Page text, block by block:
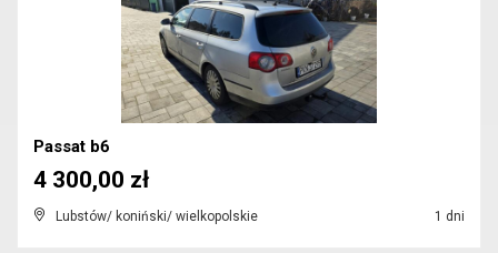
Passat b6
Lubstów/ koniński/ wielkopolskie 1 dni
4 300,00 zł